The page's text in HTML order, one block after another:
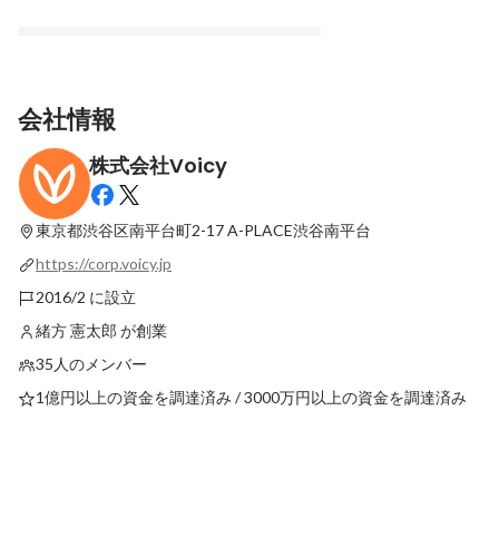
現場の舞台裏と、私たちのカルチャーにつ
いて
最新順で表示
会社情報
株式会社Voicy
東京都渋谷区南平台町2-17A-PLACE渋谷南平台
https://corp.voicy.jp
2016/2 に設立
緒方 憲太郎 が創業
35人のメンバー
1億円以上の資金を調達済み / 3000万円以上の資金を調達済み